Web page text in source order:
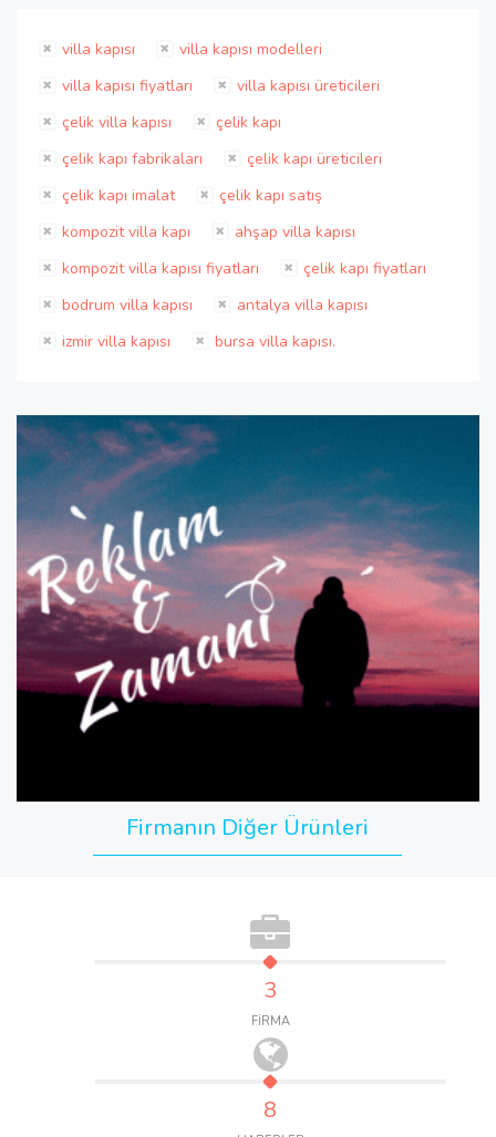
villa kapısı
villa kapısı modelleri
villa kapısı fiyatları
villa kapısı üreticileri
çelik villa kapısı
çelik kapı
çelik kapı fabrikaları
çelik kapı üreticileri
çelik kapı imalat
çelik kapı satış
kompozit villa kapı
ahşap villa kapısı
kompozit villa kapısı fiyatları
çelik kapı fiyatları
bodrum villa kapısı
antalya villa kapısı
izmir villa kapısı
bursa villa kapısı.
Firmanın Diğer Ürünleri
3
FİRMA
8